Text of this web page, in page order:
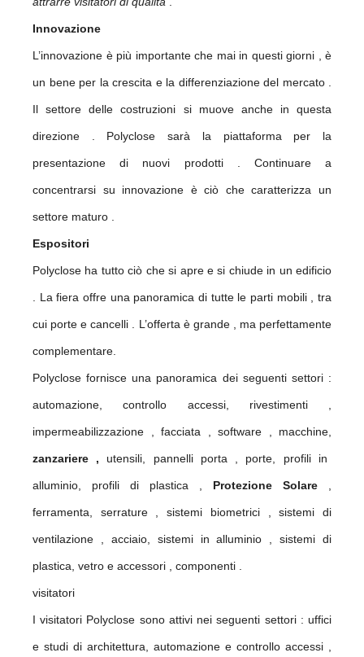
Innovazione
L’innovazione è più importante che mai in questi giorni , è
un bene per la crescita e la differenziazione del mercato .
Il settore delle costruzioni si muove anche in questa
direzione . Polyclose sarà la piattaforma per la
presentazione di nuovi prodotti . Continuare a
concentrarsi su innovazione è ciò che caratterizza un
settore maturo .
Espositori
Polyclose ha tutto ciò che si apre e si chiude in un edificio
. La fiera offre una panoramica di tutte le parti mobili , tra
cui porte e cancelli . L’offerta è grande , ma perfettamente
complementare.
Polyclose fornisce una panoramica dei seguenti settori :
automazione, controllo accessi, rivestimenti ,
impermeabilizzazione , facciata , software , macchine,
zanzariere , utensili, pannelli porta , porte, profili in
alluminio, profili di plastica , Protezione Solare
ferramenta, serrature , sistemi biometrici , sistemi di
ventilazione , acciaio, sistemi in alluminio , sistemi di
plastica, vetro e accessori , componenti .
visitatori
I visitatori Polyclose sono attivi nei seguenti settori : uffici
e studi di architettura, automazione e controllo accessi ,